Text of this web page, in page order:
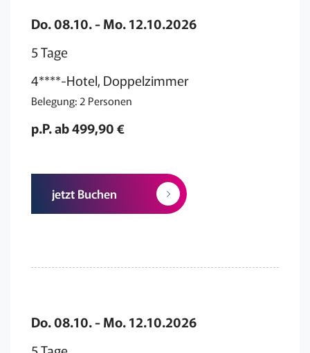
Do. 08.10. - Mo. 12.10.2026
5 Tage
4****-Hotel, Doppelzimmer
Belegung: 2 Personen
p.P. ab 499,90 €
jetzt Buchen
Do. 08.10. - Mo. 12.10.2026